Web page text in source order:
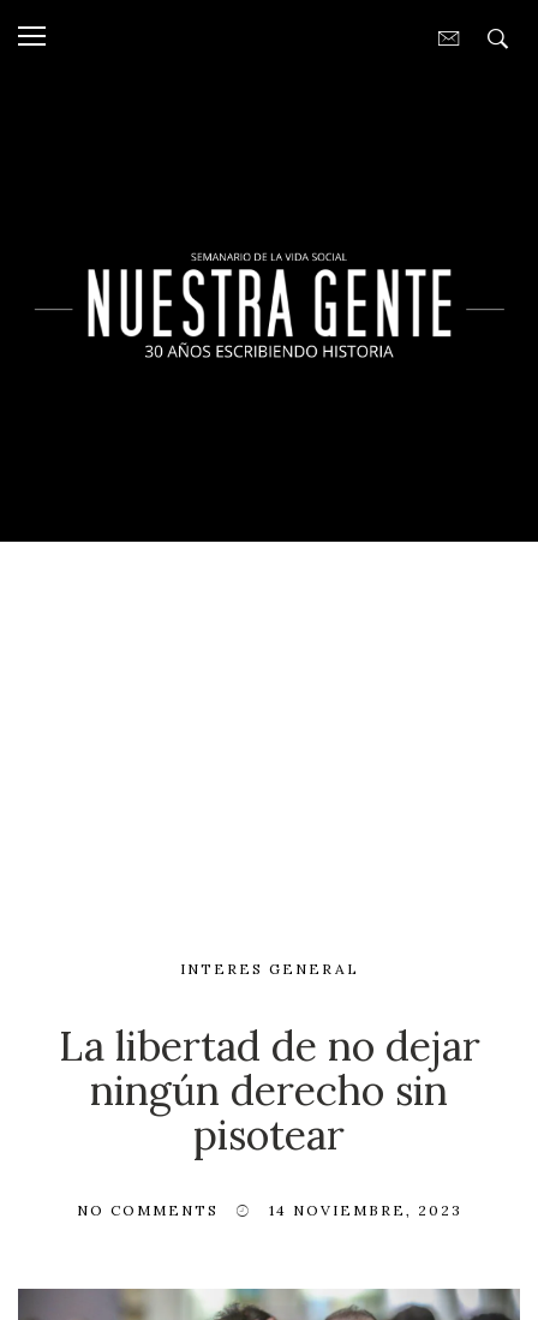
INTERES GENERAL
La libertad de no dejar
ningún derecho sin
pisotear
NO COMMENTS 14 NOVIEMBRE, 2023